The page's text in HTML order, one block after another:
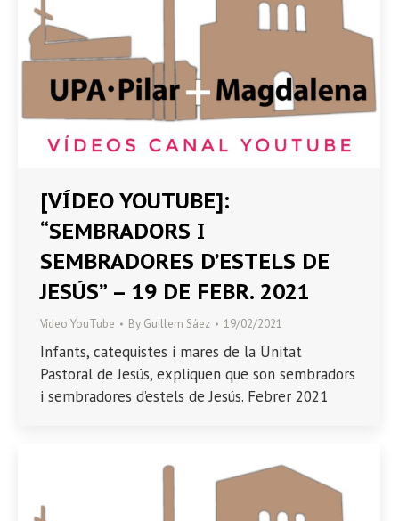
[VÍDEO YOUTUBE]:
“SEMBRADORS I
SEMBRADORES D’ESTELS DE
JESÚS” – 19 DE FEBR. 2021
Vídeo YouTube By Guillem Sáez 19/02/2021
Infants, catequistes i mares de la Unitat
Pastoral de Jesús, expliquen que son sembradors
i sembradores d’estels de Jesús. Febrer 2021